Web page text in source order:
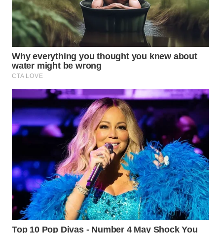
WN
LABUANBAJO
WN
BORNEO
Wahana
Media
Group
WAHANA
NEWS
TANI
WAHANA
ADVOKAT
WAHANA